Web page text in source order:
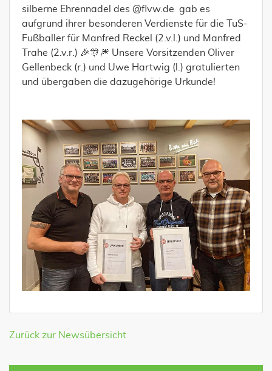
silberne Ehrennadel des @flvw.de gab es
aufgrund ihrer besonderen Verdienste für die TuS-
Fußballer für Manfred Reckel (2.v.l.) und Manfred
Trahe (2.v.r.) 🎉🎊🎆 Unsere Vorsitzenden Oliver
Gellenbeck (r.) und Uwe Hartwig (l.) gratulierten
und übergaben die dazugehörige Urkunde!
Zurück zur Newsübersicht